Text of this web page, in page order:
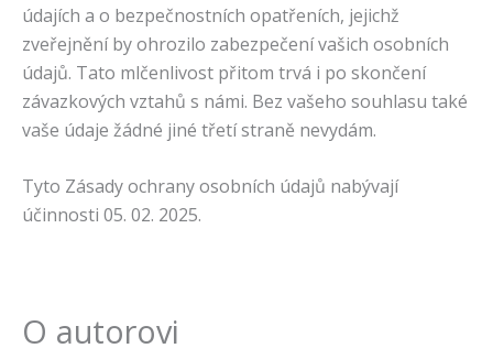
údajích a o bezpečnostních opatřeních, jejichž
zveřejnění by ohrozilo zabezpečení vašich osobních
údajů. Tato mlčenlivost přitom trvá i po skončení
závazkových vztahů s námi. Bez vašeho souhlasu také
vaše údaje žádné jiné třetí straně nevydám.
Tyto Zásady ochrany osobních údajů nabývají
účinnosti 05. 02. 2025.
O autorovi